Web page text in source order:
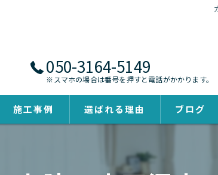
050-3164-5149
※スマホの場合は番号を押すと電話がかかります。
施工事例 選ばれる理由 ブログ